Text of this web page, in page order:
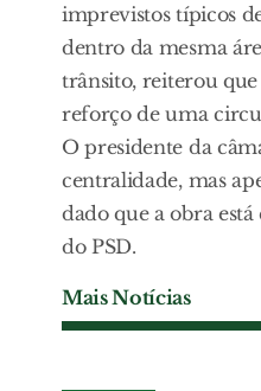
imprevistos típicos
dentro da mesma
trânsito, reiterou
reforço de uma
O presidente da
centralidade, mas
dado que a obra
do PSD.
Mais Notícias